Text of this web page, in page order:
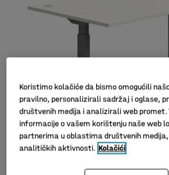
Koristimo kolačiće da bismo omogućili
pravilno, personalizirali sadržaj i oglase,
društvenih medija i analizirali web promet.
informacije o vašem korištenju naše web
partnerima u oblastima društvenih
analitičkih aktivnosti. Kolačići